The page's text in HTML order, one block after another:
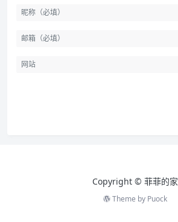
Copyright ©️ 菲菲的家
Theme by Puock